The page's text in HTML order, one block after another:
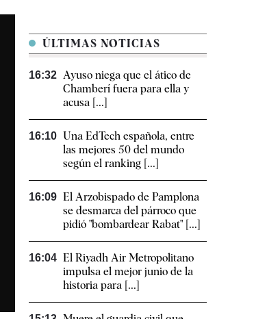
ÚLTIMAS NOTICIAS
16:32 Ayuso niega que el ático de
Chamberí fuera para ella y
acusa [...]
16:10 Una EdTech española, entre
las mejores 50 del mundo
según el ranking [...]
16:09 El Arzobispado de Pamplona
se desmarca del párroco que
pidió "bombardear Rabat" [...]
16:04 El Riyadh Air Metropolitano
impulsa el mejor junio de la
historia para [...]